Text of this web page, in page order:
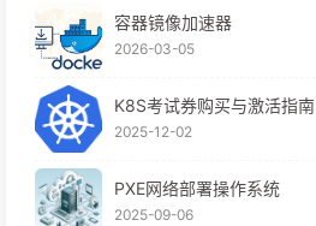
容器镜像加速器
2026-03-05
K8S考试券购买与激活指南
2025-12-02
PXE网络部署操作系统
2025-09-06